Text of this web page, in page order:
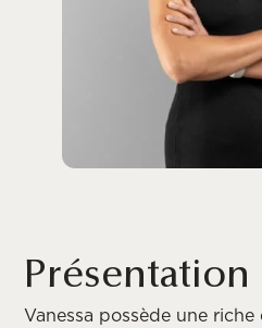
Présentation
Vanessa possède une